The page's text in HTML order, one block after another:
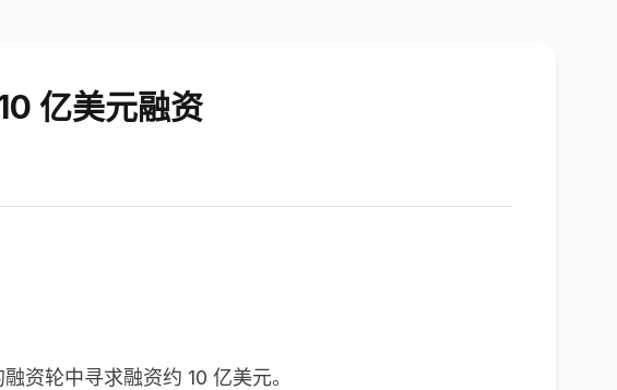
亿美元融资
资轮中寻求融资约 10 亿美元。